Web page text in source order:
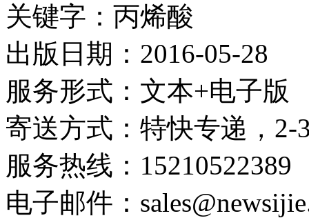
关键字：丙烯酸
出版日期：2016-05-28
服务形式：文本+电子版
寄送方式：特快专递，2-
服务热线：15210522389
电子邮件：